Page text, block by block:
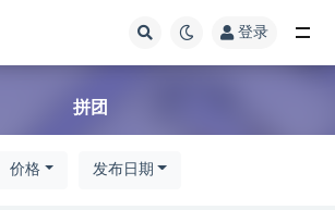
登录
拼团
价格 发布日期